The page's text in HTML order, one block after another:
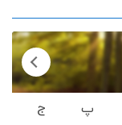
پ
ج